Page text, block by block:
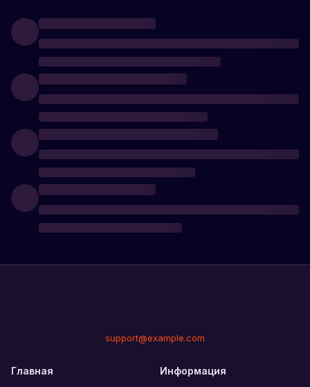
support@example.com
Главная Информация